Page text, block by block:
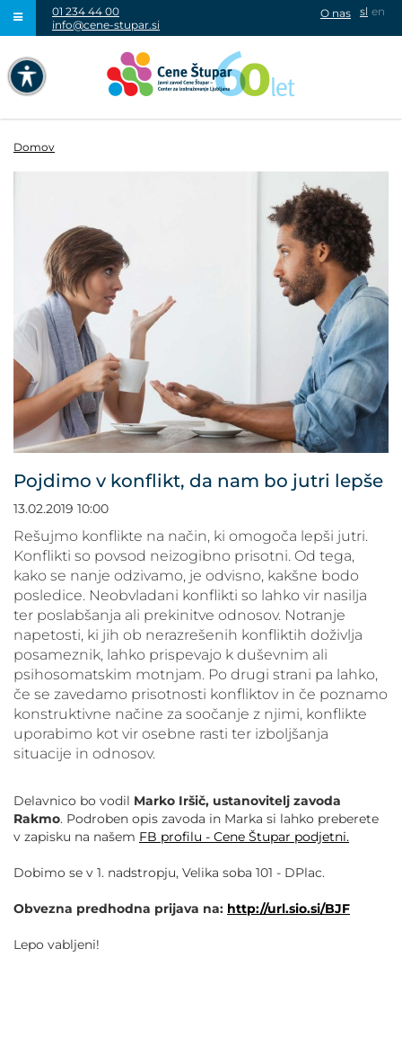
NAVIGACIJA PREKO TIPKOVNICE
VISOK KONTRAST
SIVINE
POVEČAJ PISAVO
POMANJŠAJ PISAVO
OZNAČI NASLOVE
OZNAČI POVEZAVE
PODČRTAJ POVEZAVE
ZEMLJEVID STRANI
IZJAVA O DOSTOPNOSTI
01 234 44 00
info@cene-stupar.si
sl en
O nas
Domov
Pojdimo v konflikt, da nam bo jutri lepše
13.02.2019 10:00
Rešujmo konflikte na način, ki omogoča lepši jutri.
Konflikti so povsod neizogibno prisotni. Od tega,
kako se nanje odzivamo, je odvisno, kakšne bodo
posledice. Neobvladani konflikti so lahko vir nasilja
ter poslabšanja ali prekinitve odnosov. Notranje
napetosti, ki jih ob nerazrešenih konfliktih doživlja
posameznik, lahko prispevajo k duševnim ali
psihosomatskim motnjam. Po drugi strani pa lahko,
če se zavedamo prisotnosti konfliktov in če poznamo
konstruktivne načine za soočanje z njimi, konflikte
uporabimo kot vir osebne rasti ter izboljšanja
situacije in odnosov.
Delavnico bo vodil Marko Iršič, ustanovitelj zavoda
Rakmo. Podroben opis zavoda in Marka si lahko preberete
v zapisku na našem FB profilu - Cene Štupar podjetni.
Dobimo se v 1. nadstropju, Velika soba 101 - DPlac.
Obvezna predhodna prijava na: http://url.sio.si/BJF
Lepo vabljeni!